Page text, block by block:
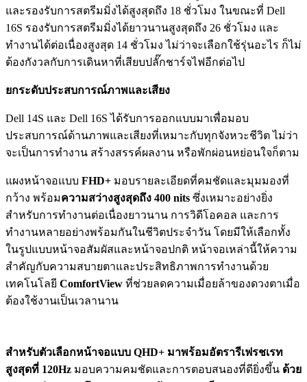
และรองรับการสตรีมมิ่งได้สูงสุดถึง 18 ชั่วโมง ในขณะที่ Dell
16S รองรับการสตรีมมิ่งได้ยาวนานสูงสุดถึง 26 ชั่วโมง และ
ทำงานได้ต่อเนื่องสูงสุด 14 ชั่วโมง ไม่ว่าจะเลือกใช้รุ่นอะไร ก็ไม่
ต้องกังวลกับการเดินหาที่เสียบปลั๊กชาร์จไฟอีกต่อไป
ยกระดับประสบการณ์ภาพและเสียง
Dell 14S และ Dell 16S ได้รับการออกแบบมาเพื่อมอบ
ประสบการณ์ด้านภาพและเสียงที่เหมาะกับทุกจังหวะชีวิต ไม่ว่า
จะเป็นการทำงาน สร้างสรรค์ผลงาน หรือพักผ่อนหย่อนใจก็ตาม
แผงหน้าจอแบบ FHD+ มอบรายละเอียดที่คมชัดและมุมมองที่
กว้าง พร้อมความสว่างสูงสุดถึง 400 nits ซึ่งเหมาะอย่างยิ่ง
สำหรับการทำงานต่อเนื่องยาวนาน การวิดีโอคอล และการ
ทำงานหลายอย่างพร้อมกันในชีวิตประจำวัน โดยมีให้เลือกทั้ง
ในรูปแบบหน้าจอสัมผัสและหน้าจอปกติ หน้าจอเหล่านี้ให้ความ
สำคัญกับความสบายตาและประสิทธิภาพการทำงานด้วย
เทคโนโลยี ComfortView ที่ช่วยลดความเมื่อยล้าของดวงตาเมื่อ
ต้องใช้งานเป็นเวลานาน
สำหรับตัวเลือกหน้าจอแบบ QHD+ มาพร้อมอัตรารีเฟรชเรท
สูงสุดที่ 120Hz มอบความคมชัดและการตอบสนองที่ดียิ่งขึ้น ด้วย